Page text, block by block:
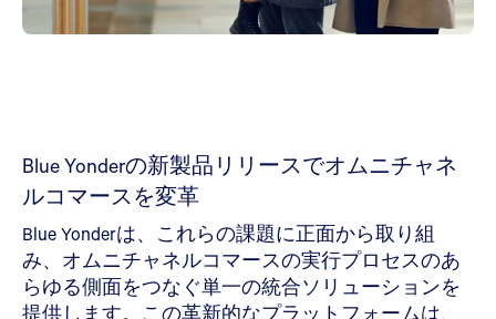
Blue Yonderの新製品リリースでオムニチャネ
ルコマースを変革
Blue Yonderは、これらの課題に正面から取り組
み、オムニチャネルコマースの実行プロセスのあ
らゆる側面をつなぐ単一の統合ソリューションを
提供します。この革新的なプラットフォームは、